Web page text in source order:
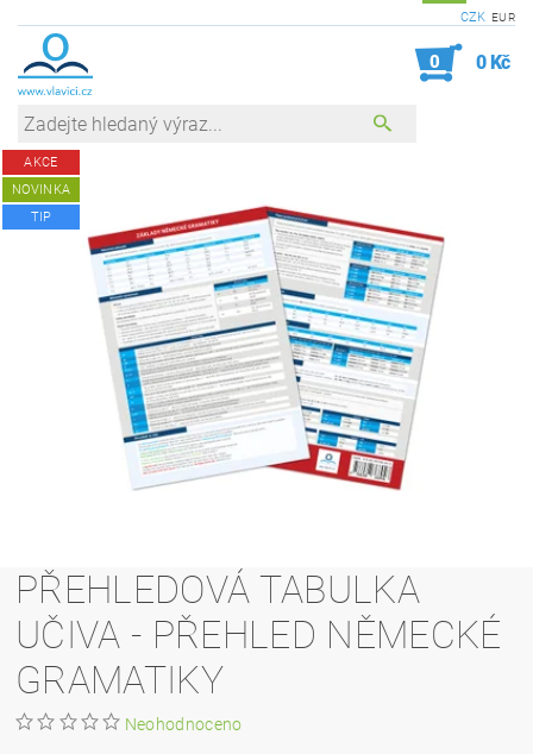
CZK EUR
0 0 Kč
AKCE
NOVINKA
TIP
PŘEHLEDOVÁ TABULKA
UČIVA - PŘEHLED NĚMECKÉ
GRAMATIKY
Neohodnoceno